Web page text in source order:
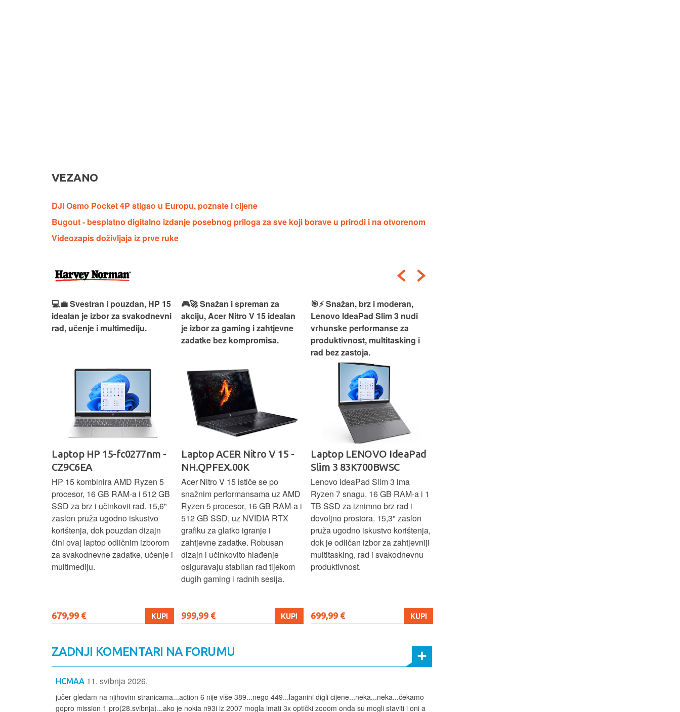
VEZANO
DJI Osmo Pocket 4P stigao u Europu, poznate i cijene
Bugout - besplatno digitalno izdanje posebnog priloga za sve koji borave u prirodi i na otvorenom
Videozapis doživljaja iz prve ruke
💻💼 Svestran i pouzdan, HP 15
idealan je izbor za svakodnevni
rad, učenje i multimediju.
Laptop HP 15-fc0277nm -
CZ9C6EA
HP 15 kombinira AMD Ryzen 5
procesor, 16 GB RAM-a i 512 GB
SSD za brz i učinkovit rad. 15,6"
zaslon pruža ugodno iskustvo
korištenja, dok pouzdan dizajn
čini ovaj laptop odličnim izborom
za svakodnevne zadatke, učenje i
multimediju.
679,99 € KUPI
🎮🚀 Snažan i spreman za
akciju, Acer Nitro V 15 idealan
je izbor za gaming i zahtjevne
zadatke bez kompromisa.
Laptop ACER Nitro V 15 -
NH.QPFEX.00K
Acer Nitro V 15 ističe se po
snažnim performansama uz AMD
Ryzen 5 procesor, 16 GB RAM-a i
512 GB SSD, uz NVIDIA RTX
grafiku za glatko igranje i
zahtjevne zadatke. Robusan
dizajn i učinkovito hlađenje
osiguravaju stabilan rad tijekom
dugih gaming i radnih sesija.
999,99 € KUPI
🎯⚡ Snažan, brz i moderan,
Lenovo IdeaPad Slim 3 nudi
vrhunske performanse za
produktivnost, multitasking i
rad bez zastoja.
Laptop LENOVO IdeaPad
Slim 3 83K700BWSC
Lenovo IdeaPad Slim 3 ima
Ryzen 7 snagu, 16 GB RAM-a i 1
TB SSD za iznimno brz rad i
dovoljno prostora. 15,3" zaslon
pruža ugodno iskustvo korištenja,
dok je odličan izbor za zahtjevniji
multitasking, rad i svakodnevnu
produktivnost.
699,99 € KUPI
ZADNJI KOMENTARI NA FORUMU
HCMAA 11. svibnja 2026.
jučer gledam na njihovim stranicama...action 6 nije više 389...nego 449...laganini digli cijene...neka...neka...čekamo
gopro mission 1 pro(28.svibnja)...ako je nokia n93i iz 2007 mogla imati 3x optički zooom onda su mogli staviti i oni a